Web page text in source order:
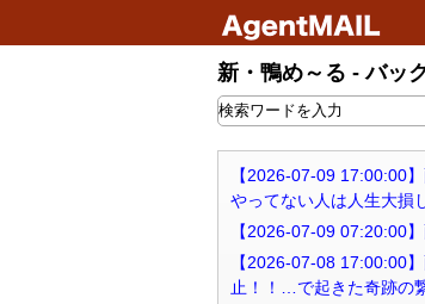
新・鴨め～る - バッ
【2026-07-09 17:00:00
やってない人は人生大損
【2026-07-09 07:20:00
【2026-07-08 17:00:00
止！！…で起きた奇跡の